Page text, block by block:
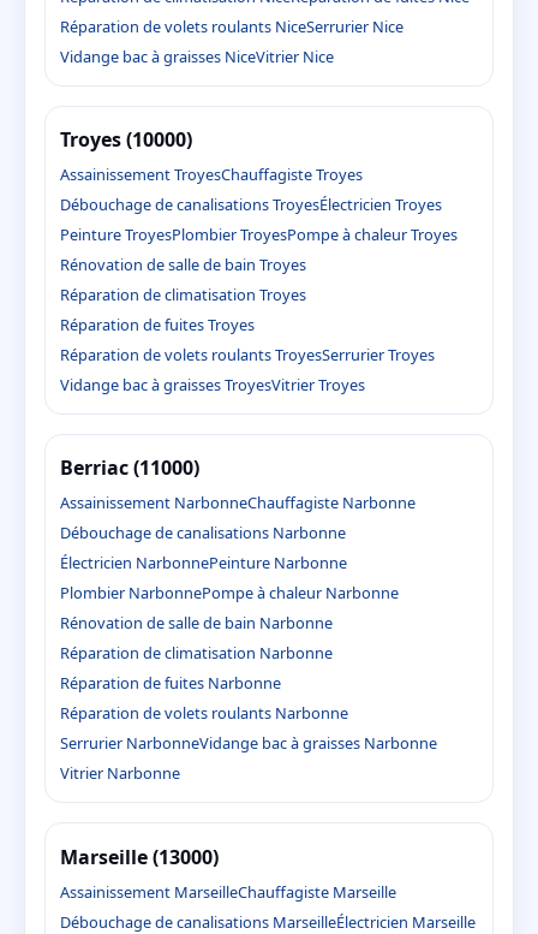
Réparation de volets roulants NiceSerrurier Nice
Vidange bac à graisses NiceVitrier Nice
Troyes (10000)
Assainissement TroyesChauffagiste Troyes
Débouchage de canalisations TroyesÉlectricien Troyes
Peinture TroyesPlombier TroyesPompe à chaleur Troyes
Rénovation de salle de bain Troyes
Réparation de climatisation Troyes
Réparation de fuites Troyes
Réparation de volets roulants TroyesSerrurier Troyes
Vidange bac à graisses TroyesVitrier Troyes
Berriac (11000)
Assainissement NarbonneChauffagiste Narbonne
Débouchage de canalisations Narbonne
Électricien NarbonnePeinture Narbonne
Plombier NarbonnePompe à chaleur Narbonne
Rénovation de salle de bain Narbonne
Réparation de climatisation Narbonne
Réparation de fuites Narbonne
Réparation de volets roulants Narbonne
Serrurier NarbonneVidange bac à graisses Narbonne
Vitrier Narbonne
Marseille (13000)
Assainissement MarseilleChauffagiste Marseille
Débouchage de canalisations MarseilleÉlectricien Marseille